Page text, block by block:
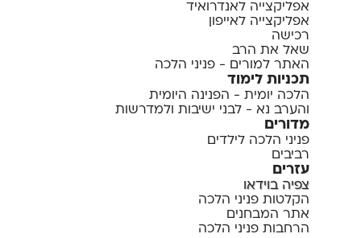
אפליקצייה לאנדרואיד
אפליקצייה לאייפון
רכישה
שאל את הרב
האתר למורים - פניני הלכה
תכניות לימוד
הלכה יומית - הפנינה היומית
והערב נא - לבני ישיבות ולמדרשות
מדורים
פניני הלכה לילדים
רביבים
עזרים
צפיה בוידאו
הקלטות פניני הלכה
אתר המבחנים
הרחבות פניני הלכה